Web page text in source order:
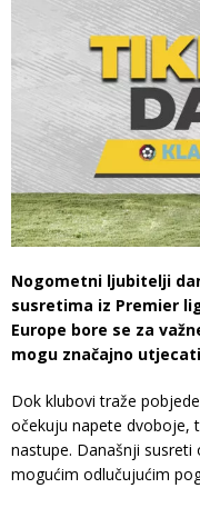
Nogometni ljubitelji
susretima iz Premier
Europe bore se za
mogu značajno
Dok klubovi traže
očekuju napete dvoboje,
nastupe. Današnji
mogućim odlučujućim